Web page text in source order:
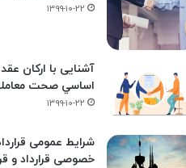
۱۳۹۹-۱۰-۲۲
آشنایی با ارکان
اساسي صحت
۱۳۹۹-۱۰-۲۲
شرایط عمومی
خصوصی قرارداد و